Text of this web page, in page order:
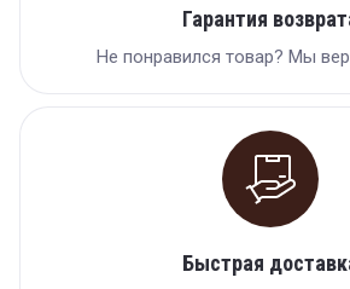
Гарантия
Не понравился товар? Мы
Быстрая